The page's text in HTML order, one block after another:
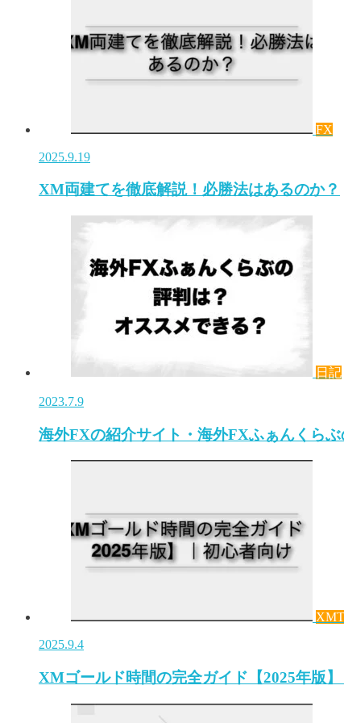
FX
2025.9.19
XM両建てを徹底解説！必勝法はあるのか？
日記
2023.7.9
海外FXの紹介サイト・海外FXふぁんくら
2025.9.4
XMゴールド時間の完全ガイド【2025年版